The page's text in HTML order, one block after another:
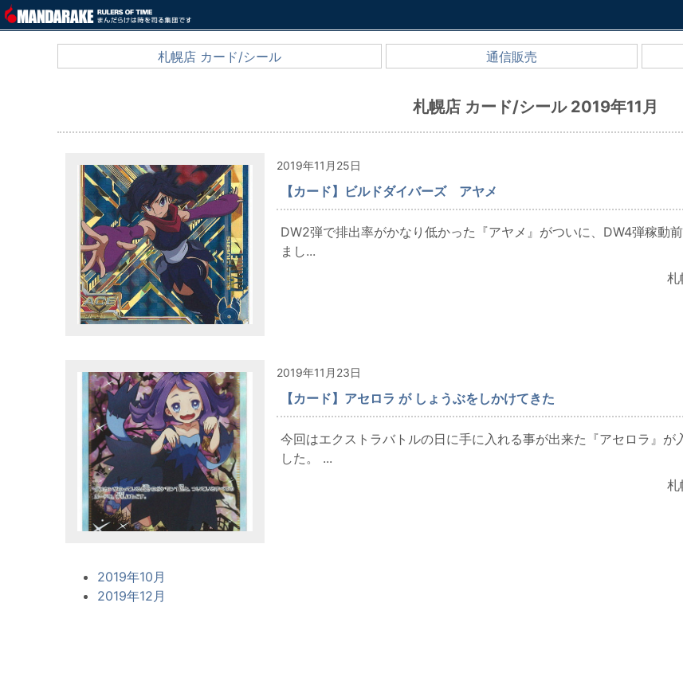
札幌店 カード/シール 通信販売
札幌店 カード/シール 2019年11月
2019年11月25日
【カード】ビルドダイバーズ アヤメ
DW2弾で排出率がかなり低かった『アヤメ』がついに、DW4弾稼動
まし...
札
2019年11月23日
【カード】アセロラ が しょうぶをしかけてきた
今回はエクストラバトルの日に手に入れる事が出来た『アセロラ』が
した。 ...
札
2019年10月
2019年12月